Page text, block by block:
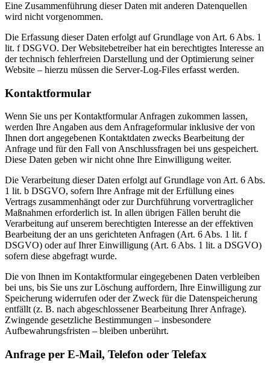
Eine Zusammenführung dieser Daten mit anderen Datenquellen
wird nicht vorgenommen.
Die Erfassung dieser Daten erfolgt auf Grundlage von Art. 6 Abs. 1
lit. f DSGVO. Der Websitebetreiber hat ein berechtigtes Interesse an
der technisch fehlerfreien Darstellung und der Optimierung seiner
Website – hierzu müssen die Server-Log-Files erfasst werden.
Kontaktformular
Wenn Sie uns per Kontaktformular Anfragen zukommen lassen,
werden Ihre Angaben aus dem Anfrageformular inklusive der von
Ihnen dort angegebenen Kontaktdaten zwecks Bearbeitung der
Anfrage und für den Fall von Anschlussfragen bei uns gespeichert.
Diese Daten geben wir nicht ohne Ihre Einwilligung weiter.
Die Verarbeitung dieser Daten erfolgt auf Grundlage von Art. 6 Abs.
1 lit. b DSGVO, sofern Ihre Anfrage mit der Erfüllung eines
Vertrags zusammenhängt oder zur Durchführung vorvertraglicher
Maßnahmen erforderlich ist. In allen übrigen Fällen beruht die
Verarbeitung auf unserem berechtigten Interesse an der effektiven
Bearbeitung der an uns gerichteten Anfragen (Art. 6 Abs. 1 lit. f
DSGVO) oder auf Ihrer Einwilligung (Art. 6 Abs. 1 lit. a DSGVO)
sofern diese abgefragt wurde.
Die von Ihnen im Kontaktformular eingegebenen Daten verbleiben
bei uns, bis Sie uns zur Löschung auffordern, Ihre Einwilligung zur
Speicherung widerrufen oder der Zweck für die Datenspeicherung
entfällt (z. B. nach abgeschlossener Bearbeitung Ihrer Anfrage).
Zwingende gesetzliche Bestimmungen – insbesondere
Aufbewahrungsfristen – bleiben unberührt.
Anfrage per E-Mail, Telefon oder Telefax